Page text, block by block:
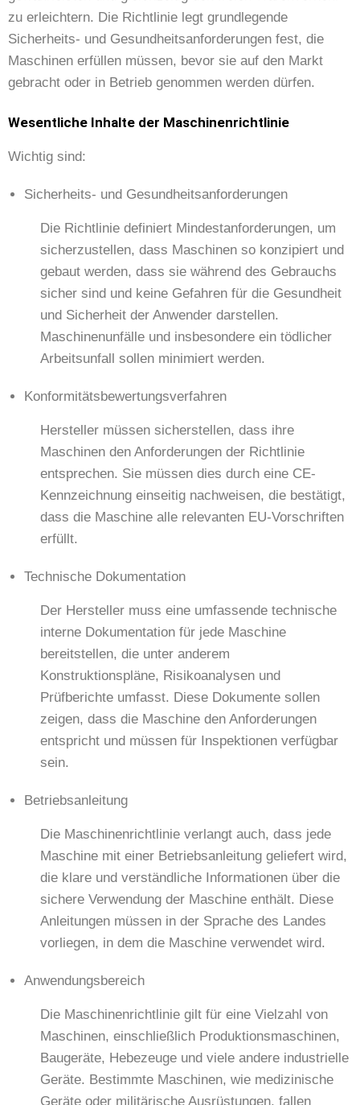
zu erleichtern. Die Richtlinie legt grundlegende
Sicherheits- und Gesundheitsanforderungen fest, die
Maschinen erfüllen müssen, bevor sie auf den Markt
gebracht oder in Betrieb genommen werden dürfen.
Wesentliche Inhalte der Maschinenrichtlinie
Wichtig sind:
Sicherheits- und Gesundheitsanforderungen
Die Richtlinie definiert Mindestanforderungen, um
sicherzustellen, dass Maschinen so konzipiert und
gebaut werden, dass sie während des Gebrauchs
sicher sind und keine Gefahren für die Gesundheit
und Sicherheit der Anwender darstellen.
Maschinenunfälle und insbesondere ein tödlicher
Arbeitsunfall sollen minimiert werden.
Konformitätsbewertungsverfahren
Hersteller müssen sicherstellen, dass ihre
Maschinen den Anforderungen der Richtlinie
entsprechen. Sie müssen dies durch eine CE-
Kennzeichnung einseitig nachweisen, die bestätigt,
dass die Maschine alle relevanten EU-Vorschriften
erfüllt.
Technische Dokumentation
Der Hersteller muss eine umfassende technische
interne Dokumentation für jede Maschine
bereitstellen, die unter anderem
Konstruktionspläne, Risikoanalysen und
Prüfberichte umfasst. Diese Dokumente sollen
zeigen, dass die Maschine den Anforderungen
entspricht und müssen für Inspektionen verfügbar
sein.
Betriebsanleitung
Die Maschinenrichtlinie verlangt auch, dass jede
Maschine mit einer Betriebsanleitung geliefert wird,
die klare und verständliche Informationen über die
sichere Verwendung der Maschine enthält. Diese
Anleitungen müssen in der Sprache des Landes
vorliegen, in dem die Maschine verwendet wird.
Anwendungsbereich
Die Maschinenrichtlinie gilt für eine Vielzahl von
Maschinen, einschließlich Produktionsmaschinen,
Baugeräte, Hebezeuge und viele andere industrielle
Geräte. Bestimmte Maschinen, wie medizinische
Geräte oder militärische Ausrüstungen, fallen